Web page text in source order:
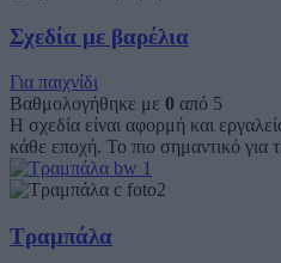
Σχεδία με βαρέλια
Για παιχνίδι
Βαθμολογήθηκε με 0 από 5
Η σχεδία είναι αφορμή και
κάθε εποχή. Το πιο σημαντικό για
Τραμπάλα